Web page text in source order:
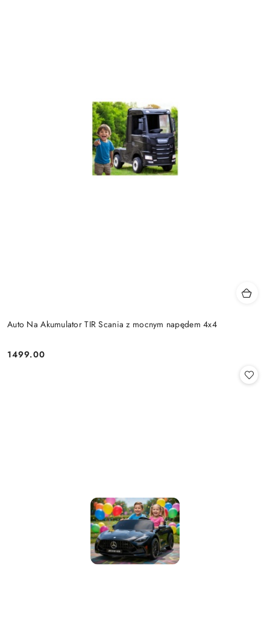
Auto Na Akumulator TIR Scania z mocnym napędem 4x4
Cena:
1499.00